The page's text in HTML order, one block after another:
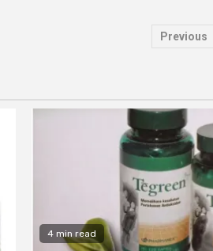
Posts
Previous
4 min read